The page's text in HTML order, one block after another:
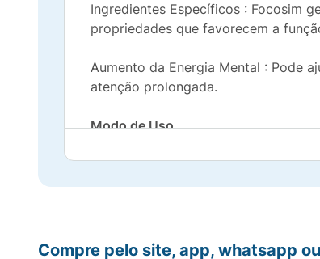
Ingredientes Específicos : Focosim
propriedades que favorecem a
Aumento da Energia Mental : Pode
atenção prolongada.
Modo de Uso
A dose recomendada é geralmente
profissional de saúde.
Compre pelo site, app, whatsapp